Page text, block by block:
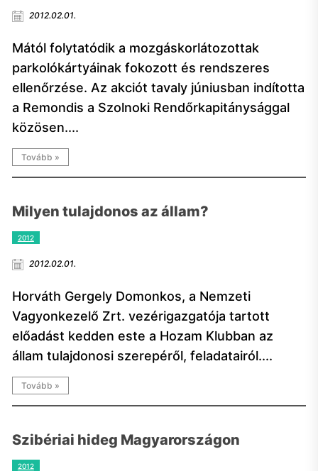
2012.02.01.
Mától folytatódik a mozgáskorlátozottak
parkolókártyáinak fokozott és rendszeres
ellenőrzése. Az akciót tavaly júniusban indította
a Remondis a Szolnoki Rendőrkapitánysággal
közösen....
Tovább »
Milyen tulajdonos az állam?
2012
2012.02.01.
Horváth Gergely Domonkos, a Nemzeti
Vagyonkezelő Zrt. vezérigazgatója tartott
előadást kedden este a Hozam Klubban az
állam tulajdonosi szerepéről, feladatairól....
Tovább »
Szibériai hideg Magyarországon
2012